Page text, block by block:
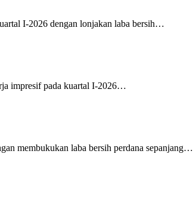
I-2026 dengan lonjakan laba bersih…
impresif pada kuartal I-2026…
membukukan laba bersih perdana sepanjang…